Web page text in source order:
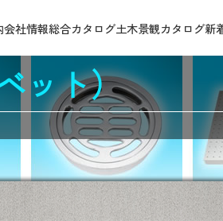
会社情報総合カタログ土木景観カタログ新
施工動画
IGSオリジナル
ット）